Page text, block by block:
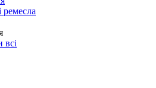
всі